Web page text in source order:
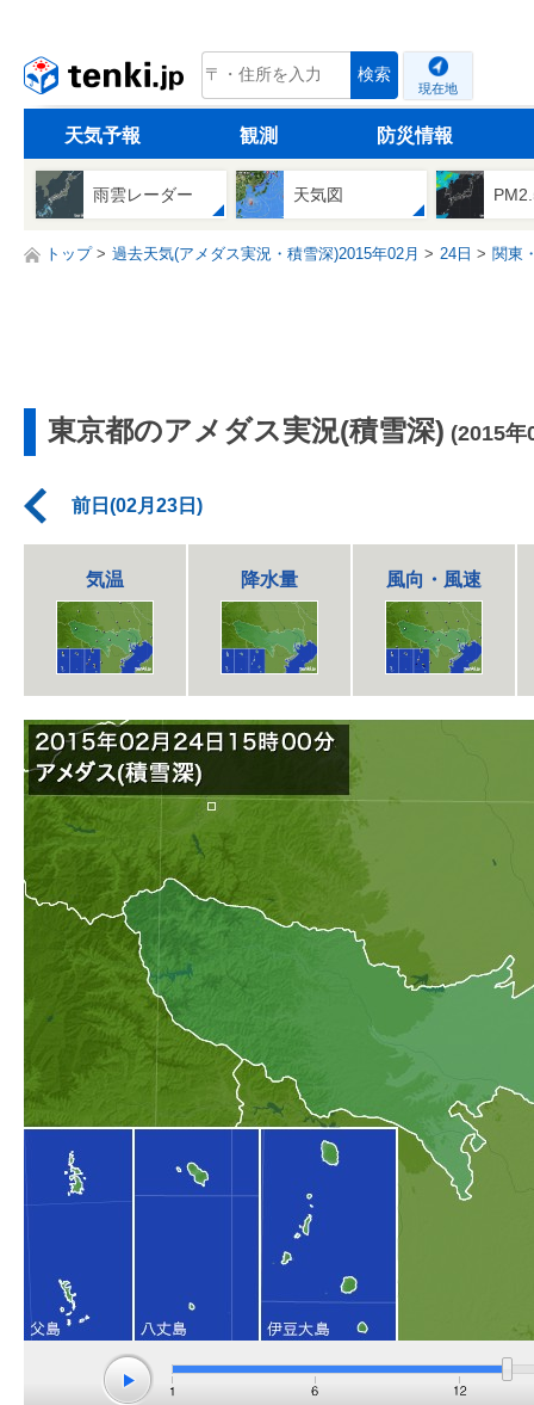
tenki.jp 検索
現在地
天気予報 観測 防災情報
雨雲レーダー 天気図
トップ 過去天気(アメダス実況・積雪深)2015年02月 24日 関東
東京都のアメダス実況(積雪深) (2015年
前日(02月23日)
気温 降水量 風向・風速